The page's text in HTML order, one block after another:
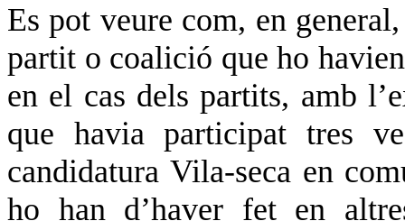
Es pot veure com, en
partit o coalició que ho
en el cas dels partits, amb
que havia participat tres
candidatura Vila-seca en
ho han d’haver fet en